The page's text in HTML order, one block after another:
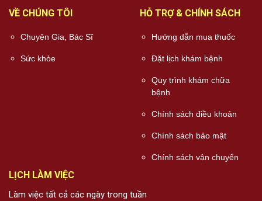
VỀ CHÚNG TÔI
Chuyên Gia, Bác Sĩ
Sức khỏe
HỖ TRỢ & CHÍNH SÁCH
Hướng dẫn mua thuốc
Đặt lịch khám bệnh
Quy trình khám chữa
bệnh
Chính sách điều khoản
Chính sách bảo mật
Chính sách vận chuyển
LỊCH LÀM VIỆC
Làm việc tất cả các ngày trong tuần